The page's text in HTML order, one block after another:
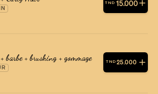
TND 15.000
+ barbe + brushing + gommage TND 25.000